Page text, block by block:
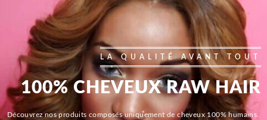
LA QUALITÉ AVANT TOUT
100% CHEVEUX RAW HAIR
Découvrez nos produits composés uniquement de cheveux 100% humains.